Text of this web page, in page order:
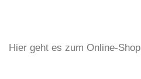
Hier geht es zum Online-Shop